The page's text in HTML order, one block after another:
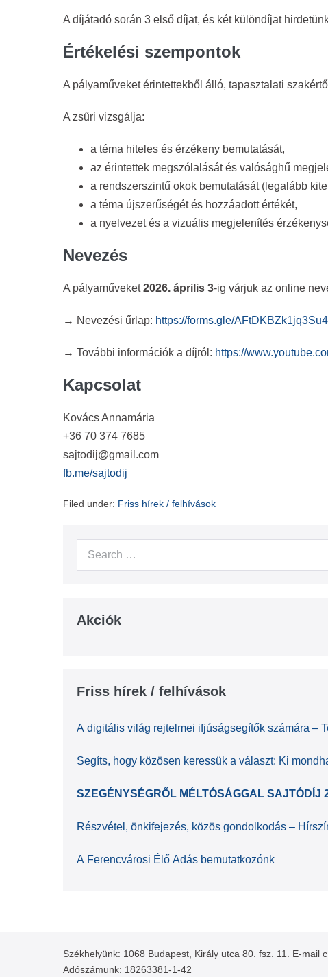
A díjátadó során 3 első díjat, és két különdíjat
Értékelési szempontok
A pályaműveket érintettekből álló, tapasztalati
A zsűri vizsgálja:
a téma hiteles és érzékeny bemutatását,
az érintettek megszólalását és valósághű
a rendszerszintű okok bemutatását (legalább
a téma újszerűségét és hozzáadott értékét,
a nyelvezet és a vizuális megjelenítés
Nevezés
A pályaműveket2026. április 3-ig várjuk az online
→ Nevezési űrlap: https://forms.gle/
→ További információk a díjról: https://
Kapcsolat
Kovács Annamária
+36 70 374 7685
sajtodij@gmail.com
fb.me/sajtodij
Filed under: Friss hírek / felhívások
Search
Akciók
Friss hírek / felhívások
A digitális világ rejtelmei ifjúságsegítők számára –
Segíts, hogy közösen keressük a választ: Ki
SZEGÉNYSÉGRŐL MÉLTÓSÁGGAL
Részvétel, önkifejezés, közös gondolkodás –
A Ferencvárosi Élő Adás bemutatkozónk
Székhelyünk: 1068 Budapest, Király utca 80. fsz. 11. E-mail
Adószámunk: 18263381-1-42